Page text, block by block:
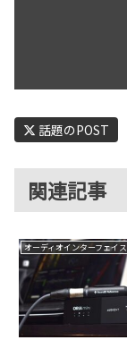
話題のPOST
関連記事
オーディオインターフェイス